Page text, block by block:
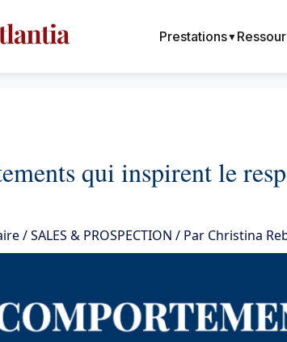
Prestations▼
qui inspirent le
/SALES & PROSPECTION / Par Christina